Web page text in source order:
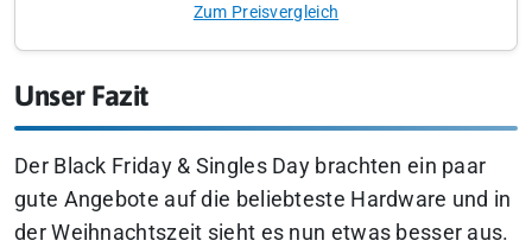
Zum Preisvergleich
Unser Fazit
Der Black Friday & Singles Day brachten ein paar
gute Angebote auf die beliebteste Hardware und in
der Weihnachtszeit sieht es nun etwas besser aus.